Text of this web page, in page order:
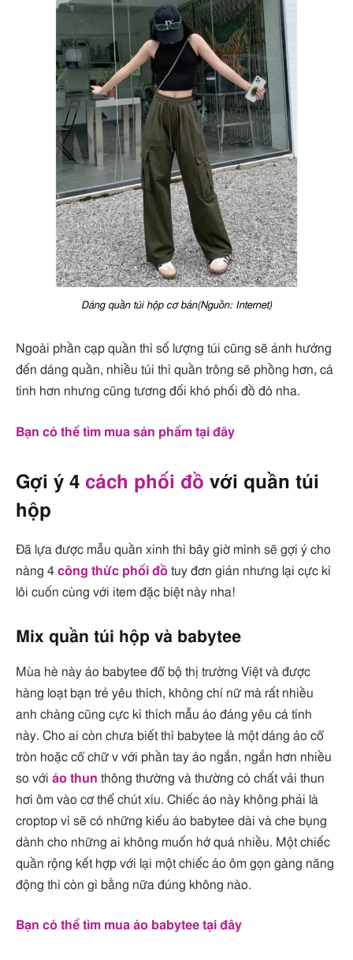
Dáng quần túi hộp cơ bản(Nguồn: Internet)
Ngoài phần cạp quần thì số lượng túi cũng sẽ ảnh hưởng
đến dáng quần, nhiều túi thì quần trông sẽ phồng hơn, cá
tính hơn nhưng cũng tương đối khó phối đồ đó nha.
Bạn có thể tìm mua sản phẩm tại đây
Gợi ý 4 cách phối đồ với quần túi
hộp
Đã lựa được mẫu quần xinh thì bây giờ mình sẽ gợi ý cho
nàng 4 công thức phối đồ tuy đơn giản nhưng lại cực kì
lôi cuốn cùng với item đặc biệt này nha!
Mix quần túi hộp và babytee
Mùa hè này áo babytee đổ bộ thị trường Việt và được
hàng loạt bạn trẻ yêu thích, không chỉ nữ mà rất nhiều
anh chàng cũng cực kì thích mẫu áo đáng yêu cá tính
này. Cho ai còn chưa biết thì babytee là một dáng áo cổ
tròn hoặc cổ chữ v với phần tay áo ngắn, ngắn hơn nhiều
so với áo thun thông thường và thường có chất vải thun
hơi ôm vào cơ thể chút xíu. Chiếc áo này không phải là
croptop vì sẽ có những kiểu áo babytee dài và che bụng
dành cho những ai không muốn hở quá nhiều. Một chiếc
quần rộng kết hợp với lại một chiếc áo ôm gọn gàng năng
động thì còn gì bằng nữa đúng không nào.
Bạn có thể tìm mua áo babytee tại đây